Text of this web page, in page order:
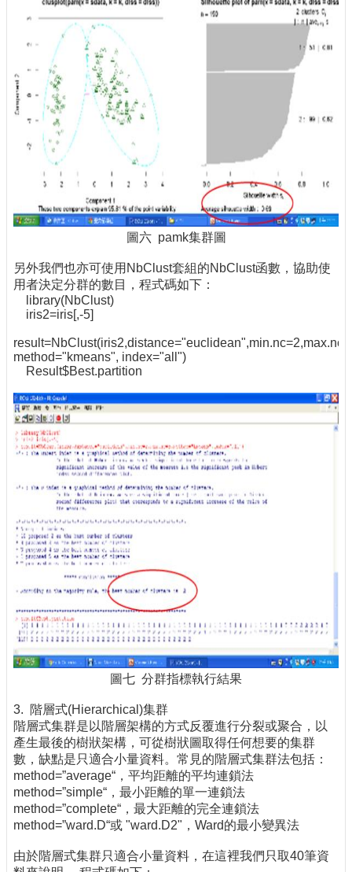
圖六 pamk集群圖
另外我們也亦可使用NbClust套組的NbClust函數，協助使
用者決定分群的數目，程式碼如下：
library(NbClust)
iris2=iris[,-5]
method="kmeans", index="all")
Result$Best.partition
圖七 分群指標執行結果
3. 階層式(Hierarchical)集群
階層式集群是以階層架構的方式反覆進行分裂或聚合，以
產生最後的樹狀架構，可從樹狀圖取得任何想要的集群
數，缺點是只適合小量資料。常見的階層式集群法包括：
method=”average“，平均距離的平均連鎖法
method=”simple“，最小距離的單一連鎖法
method=”complete“，最大距離的完全連鎖法
method=”ward.D“或 "ward.D2"，Ward的最小變異法
由於階層式集群只適合小量資料，在這裡我們只取40筆資